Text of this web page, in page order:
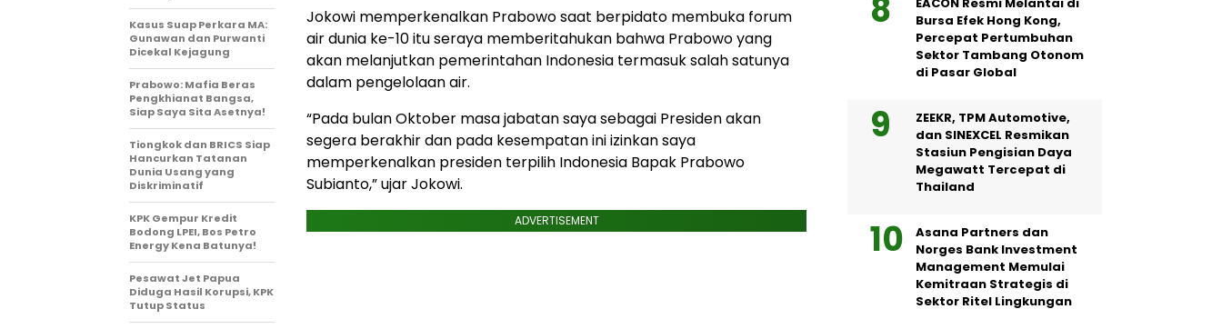
Jokowi memperkenalkan Prabowo saat berpidato membuka forum
air dunia ke-10 itu seraya memberitahukan bahwa Prabowo yang
akan melanjutkan pemerintahan Indonesia termasuk salah satunya
dalam pengelolaan air.
“Pada bulan Oktober masa jabatan saya sebagai Presiden akan
segera berakhir dan pada kesempatan ini izinkan saya
memperkenalkan presiden terpilih Indonesia Bapak Prabowo
Subianto,” ujar Jokowi.
ADVERTISEMENT
Kasus Suap Perkara MA:
Gunawan dan Purwanti
Dicekal Kejagung
Prabowo: Mafia Beras
Pengkhianat Bangsa,
Siap Saya Sita Asetnya!
Tiongkok dan BRICS Siap
Hancurkan Tatanan
Dunia Usang yang
Diskriminatif
KPK Gempur Kredit
Bodong LPEI, Bos Petro
Energy Kena Batunya!
Pesawat Jet Papua
Diduga Hasil Korupsi, KPK
Tutup Status
Bursa Efek Hong Kong,
Percepat Pertumbuhan
Sektor Tambang Otonom
di Pasar Global
ZEEKR, TPM Automotive,
dan SINEXCEL Resmikan
Stasiun Pengisian Daya
Megawatt Tercepat di
Thailand
Asana Partners dan
Norges Bank Investment
Management Memulai
Kemitraan Strategis di
Sektor Ritel Lingkungan